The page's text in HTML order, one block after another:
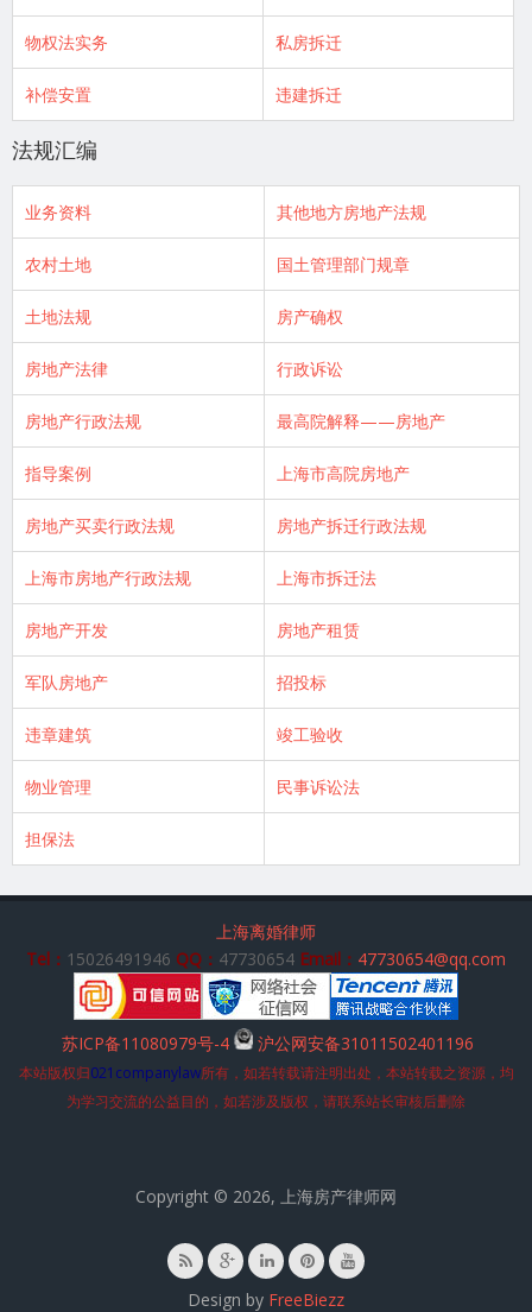
物权法实务 私房拆迁
补偿安置 违建拆迁
法规汇编
业务资料 其他地方房地产法规
农村土地 国土管理部门规章
土地法规 房产确权
房地产法律 行政诉讼
房地产行政法规 最高院解释——房地产
指导案例 上海市高院房地产
房地产买卖行政法规 房地产拆迁行政法规
上海市房地产行政法规 上海市拆迁法
房地产开发 房地产租赁
军队房地产 招投标
违章建筑 竣工验收
物业管理 民事诉讼法
担保法
上海离婚律师
Tel： 15026491946 QQ： 47730654 Email： 47730654@qq.com
苏ICP备11080979号-4 沪公网安备31011502401196
本站版权归021companylaw所有，如若转载请注明出处，本站转载之资源，均
为学习交流的公益目的，如若涉及版权，请联系站长审核后删除
Copyright © 2026, 上海房产律师网
Design by FreeBiezz